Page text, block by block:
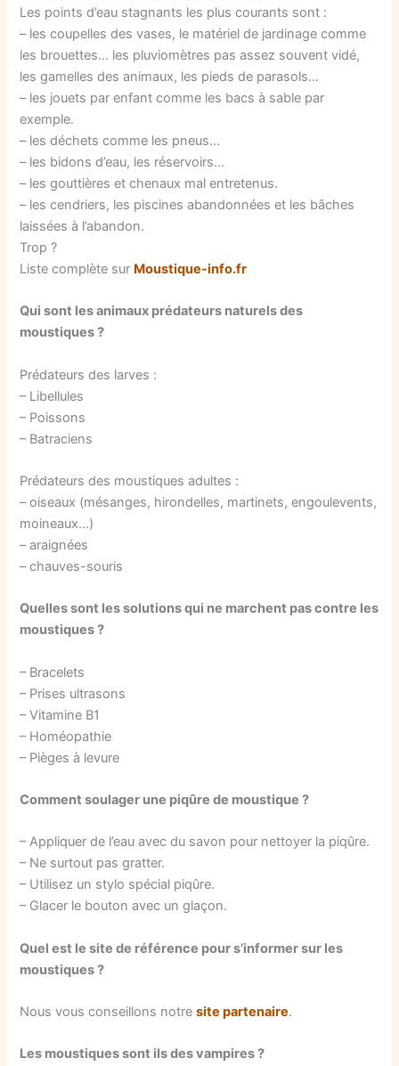
Les points d’eau stagnants les plus courants sont :
– les coupelles des vases, le matériel de jardinage comme
les brouettes… les pluviomètres pas assez souvent vidé,
les gamelles des animaux, les pieds de parasols…
– les jouets par enfant comme les bacs à sable par
exemple.
– les déchets comme les pneus…
– les bidons d’eau, les réservoirs…
– les gouttières et chenaux mal entretenus.
– les cendriers, les piscines abandonnées et les bâches
laissées à l’abandon.
Trop ?
Liste complète sur Moustique-info.fr
Qui sont les animaux prédateurs naturels des
moustiques ?
Prédateurs des larves :
– Libellules
– Poissons
– Batraciens
Prédateurs des moustiques adultes :
– oiseaux (mésanges, hirondelles, martinets, engoulevents,
moineaux…)
– araignées
– chauves-souris
Quelles sont les solutions qui ne marchent pas contre les
moustiques ?
– Bracelets
– Prises ultrasons
– Vitamine B1
– Homéopathie
– Pièges à levure
Comment soulager une piqûre de moustique ?
– Appliquer de l’eau avec du savon pour nettoyer la piqûre.
– Ne surtout pas gratter.
– Utilisez un stylo spécial piqûre.
– Glacer le bouton avec un glaçon.
Quel est le site de référence pour s’informer sur les
moustiques ?
Nous vous conseillons notresite partenaire.
Les moustiques sont ils des vampires ?